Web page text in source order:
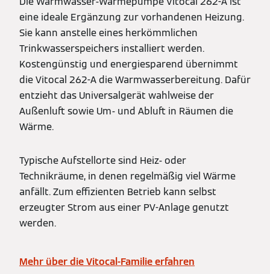
eine ideale Ergänzung zur vorhandenen Heizung.
Sie kann anstelle eines herkömmlichen
Trinkwasserspeichers installiert werden.
Kostengünstig und energiesparend übernimmt
die Vitocal 262-A die Warmwasserbereitung. Dafür
entzieht das Universalgerät wahlweise der
Außenluft sowie Um- und Abluft in Räumen die
Wärme.
Typische Aufstellorte sind Heiz- oder
Technikräume, in denen regelmäßig viel Wärme
anfällt. Zum effizienten Betrieb kann selbst
erzeugter Strom aus einer PV-Anlage genutzt
werden.
Mehr über die Vitocal-Familie erfahren